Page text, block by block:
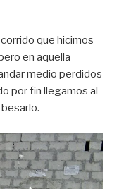
que hicimos
en aquella
medio perdidos
por fin llegamos al